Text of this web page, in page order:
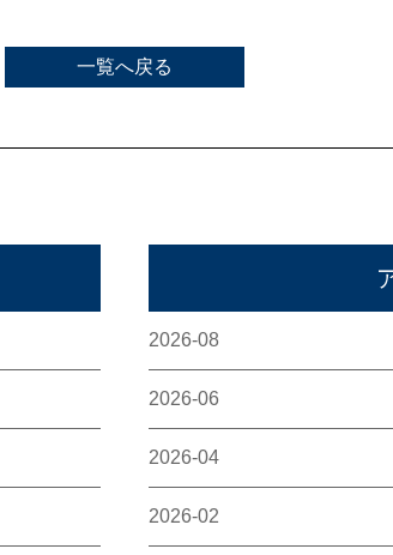
一覧へ戻る
2026-08
2026-06
2026-04
2026-02